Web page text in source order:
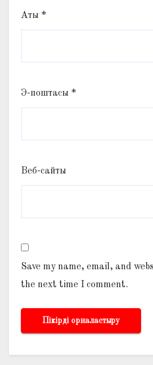
Аты *
Э-поштасы *
Веб-сайты
Save my name, email, and
the next time I comment.